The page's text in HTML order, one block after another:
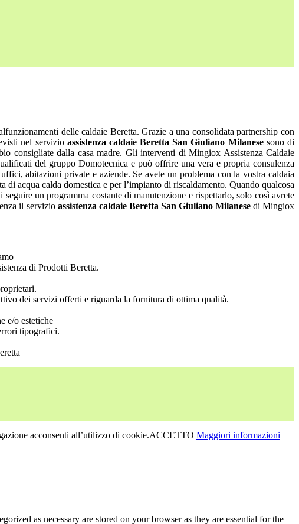
delle caldaie Beretta. Grazie a una consolidata partnership con
nel servizio assistenza caldaie Beretta San Giuliano Milanesesono di
consigliate dalla casa madre. Gli interventi di Mingiox Assistenza Caldaie
del gruppo Domotecnica e può offrire una vera e propria consulenza
abitazioni private e aziende. Se avete un problema con la vostra caldaia
acqua calda domestica e per l’impianto di riscaldamento. Quando qualcosa
un programma costante di manutenzione e rispettarlo, solo così avrete
il servizio assistenza caldaie Beretta San Giuliano Milanesedi Mingiox
di Prodotti Beretta.
dei servizi offerti e riguarda la fornitura di ottima qualità.
e/o estetiche
tipografici.
acconsenti all’utilizzo di cookie.ACCETTO Maggiori informazioni
as necessary are stored on your browser as they are essential for the